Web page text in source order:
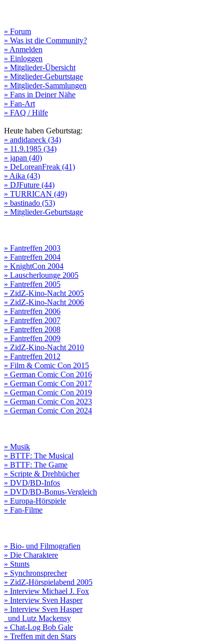
» Forum
» Was ist die Community?
» Anmelden
» Einloggen
» Mitglieder-Übersicht
» Mitglieder-Geburtstage
» Mitglieder-Sammlungen
» Fans in Deiner Nähe
» Fan-Art
» FAQ / Hilfe
Heute haben Geburtstag:
» andidaneck (34)
» 11.9.1985 (34)
» japan (40)
» DeLoreanFreak (41)
» Aika (43)
» DJFuture (44)
» TURRICAN (49)
» bastinado (53)
» Mitglieder-Geburtstage
» Fantreffen 2003
» Fantreffen 2004
» KnightCon 2004
» Lauscherlounge 2005
» Fantreffen 2005
» ZidZ-Kino-Nacht 2005
» ZidZ-Kino-Nacht 2006
» Fantreffen 2006
» Fantreffen 2007
» Fantreffen 2008
» Fantreffen 2009
» ZidZ-Kino-Nacht 2010
» Fantreffen 2012
» Film & Comic Con 2015
» German Comic Con 2016
» German Comic Con 2017
» German Comic Con 2019
» German Comic Con 2023
» German Comic Con 2024
» Musik
» BTTF: The Musical
» BTTF: The Game
» Scripte & Drehbücher
» DVD/BD-Infos
» DVD/BD-Bonus-Vergleich
» Europa-Hörspiele
» Fan-Filme
» Bio- und Filmografien
» Die Charaktere
» Stunts
» Synchronsprecher
» ZidZ-Hörspielabend 2005
» Interview Michael J. Fox
» Interview Sven Hasper
» Interview Sven Hasper
und Lutz Mackensy
» Chat-Log Bob Gale
» Treffen mit den Stars